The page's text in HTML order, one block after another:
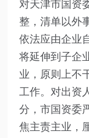
对天津市国资
整，清单以外
依法应由企业
将延伸到子企
业，原则上不
工作。对出资
分，市国资委
焦主责主业，